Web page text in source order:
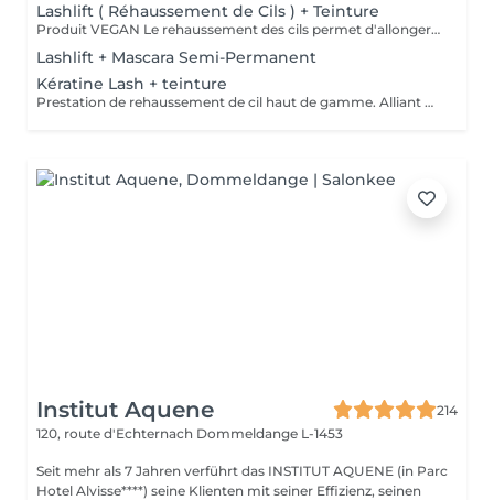
Lashlift ( Réhaussement de Cils ) + Teinture
Produit VEGAN Le rehaussement des cils permet d'allonger et de recourber les cils. Excellente alternative à la permanente des cils, cette technique permet d'obtenir un résultat sublime et naturel sans fragiliser vos cils. Vos cils sont plus recourbés et votre regard sublimé. Durée 6-8 semaines, compatible avec la grossesse.
Lashlift + Mascara Semi-Permanent
Kératine Lash + teinture
Prestation de rehaussement de cil haut de gamme. Alliant une technique de rehaussement cil avancée, combinée aux produits de soin dernière génération. Un résultat plus long, plus fort, plus brillant en une seule application. Inclu: Produit revente 1x Kératin'Love
Institut Aquene
214
120, route d'Echternach Dommeldange L-1453
Seit mehr als 7 Jahren verführt das INSTITUT AQUENE (in Parc
Hotel Alvisse****) seine Klienten mit seiner Effizienz, seinen